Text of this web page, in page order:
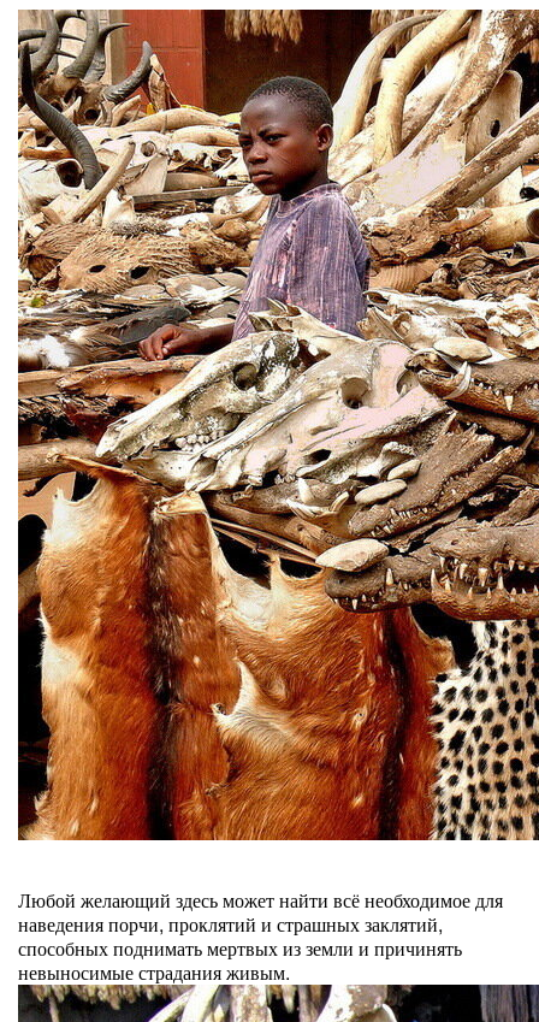
Любой желающий здесь может найти всё необходимое для
наведения порчи, проклятий и страшных заклятий,
способных поднимать мертвых из земли и причинять
невыносимые страдания живым.